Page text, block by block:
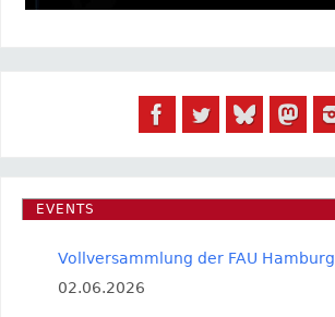
EVENTS
Vollversammlung der FAU Hamburg
02.06.2026